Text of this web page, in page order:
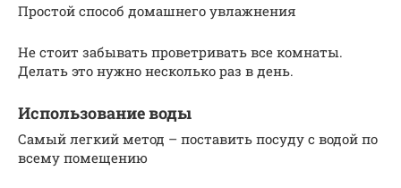
Простой способ домашнего увлажнения
Не стоит забывать проветривать все комнаты.
Делать это нужно несколько раз в день.
Использование воды
Самый легкий метод – поставить посуду с водой по
всему помещению